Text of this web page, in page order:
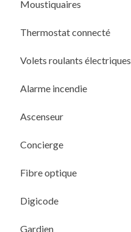
Moustiquaires
Thermostat connecté
Volets roulants électriques
Alarme incendie
Ascenseur
Concierge
Fibre optique
Digicode
Gardien